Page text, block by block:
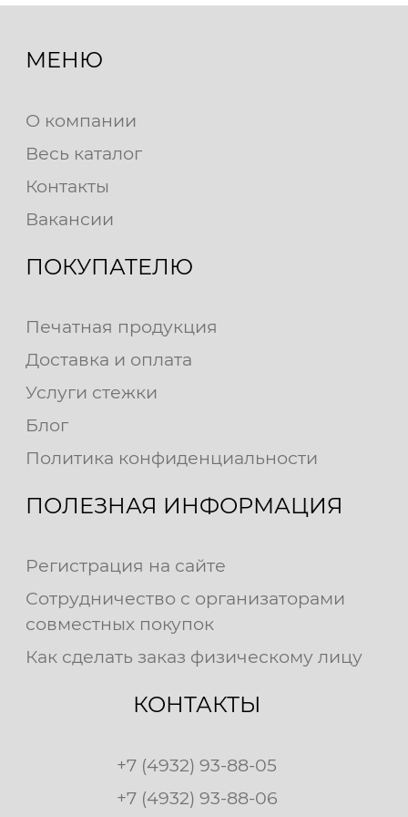
МЕНЮ
О компании
Весь каталог
Контакты
Вакансии
ПОКУПАТЕЛЮ
Печатная продукция
Доставка и оплата
Услуги стежки
Блог
Политика конфиденциальности
ПОЛЕЗНАЯ ИНФОРМАЦИЯ
Регистрация на сайте
Сотрудничество с организаторами
совместных покупок
Как сделать заказ физическому лицу
КОНТАКТЫ
+7 (4932) 93-88-05
+7 (4932) 93-88-06